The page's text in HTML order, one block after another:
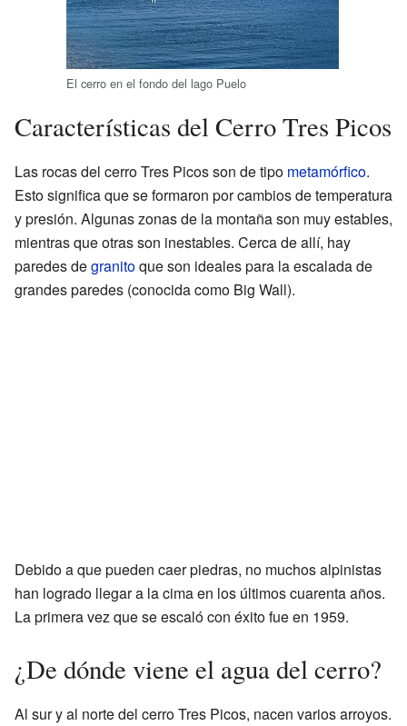
El cerro en el fondo del lago Puelo
Características del Cerro Tres Picos
Las rocas del cerro Tres Picos son de tipo metamórfico.
Esto significa que se formaron por cambios de temperatura
y presión. Algunas zonas de la montaña son muy estables,
mientras que otras son inestables. Cerca de allí, hay
paredes degranitoque son ideales para la escalada de
grandes paredes (conocida como Big Wall).
Debido a que pueden caer piedras, no muchos alpinistas
han logrado llegar a la cima en los últimos cuarenta años.
La primera vez que se escaló con éxito fue en 1959.
¿De dónde viene el agua del cerro?
Al sur y al norte del cerro Tres Picos, nacen varios arroyos.